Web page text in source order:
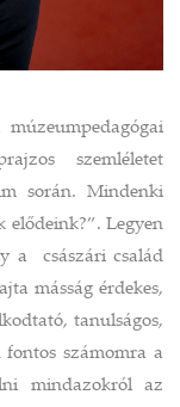
szemléletet
során. Mindenki
elődeink?”. Legyen
a császári család
másság érdekes,
tanulságos,
számomra a
mindazokról az